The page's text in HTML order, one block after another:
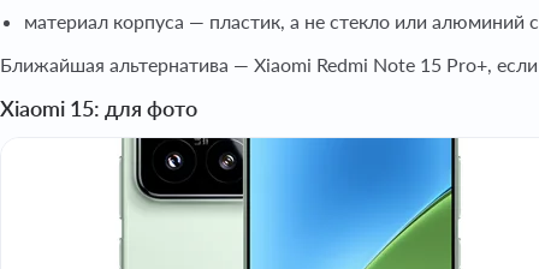
материал корпуса — пластик, а не стекло или алюминий
Ближайшая альтернатива — Xiaomi Redmi Note 15 Pro+,
Xiaomi 15: для фото